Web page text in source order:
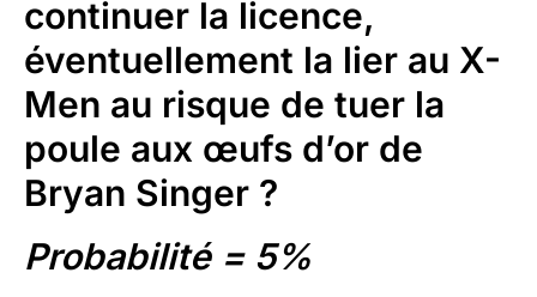
continuer la licence,
éventuellement la lier au X-
Men au risque de tuer la
poule aux œufs d’or de
Bryan Singer ?
Probabilité = 5%